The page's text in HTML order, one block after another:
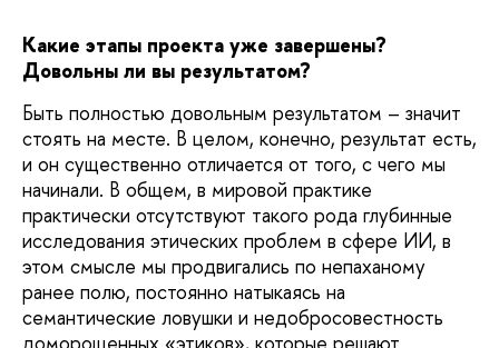
Какие этапы проекта уже завершены?
Довольны ли вы результатом?
Быть полностью довольным результатом – значит
стоять на месте. В целом, конечно, результат есть,
и он существенно отличается от того, с чего мы
начинали. В общем, в мировой практике
практически отсутствуют такого рода глубинные
исследования этических проблем в сфере ИИ, в
этом смысле мы продвигались по непаханому
ранее полю, постоянно натыкаясь на
семантические ловушки и недобросовестность